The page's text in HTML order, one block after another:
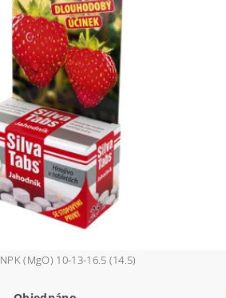
Tablety pro výživu jahod NPK (MgO) 10-13-16.5 (14.5)